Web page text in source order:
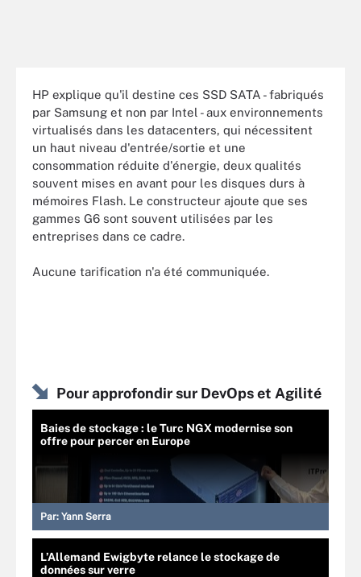
HP explique qu'il destine ces SSD SATA - fabriqués
par Samsung et non par Intel - aux environnements
virtualisés dans les datacenters, qui nécessitent
un haut niveau d'entrée/sortie et une
consommation réduite d'énergie, deux qualités
souvent mises en avant pour les disques durs à
mémoires Flash. Le constructeur ajoute que ses
gammes G6 sont souvent utilisées par les
entreprises dans ce cadre.
Aucune tarification n'a été communiquée.
Pour approfondir sur DevOps et Agilité
Baies de stockage : le Turc NGX modernise son
offre pour percer en Europe
Par: Yann Serra
L’Allemand Ewigbyte relance le stockage de
données sur verre